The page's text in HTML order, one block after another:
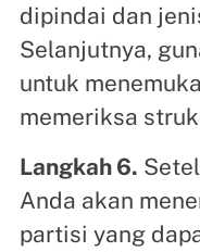
dipindai dan
Selanjutnya,
untuk
memeriksa
Langkah 6.
Anda akan
partisi yang